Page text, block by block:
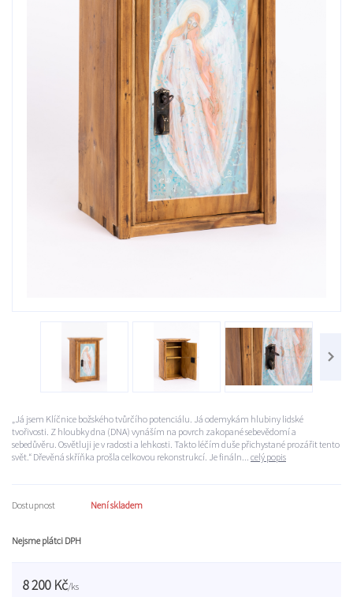
„Já jsem Klíčnice božského tvůrčího potenciálu. Já odemykám hlubiny lidské
tvořivosti. Z hloubky dna (DNA) vynáším na povrch zakopané sebevědomí a
sebedůvěru. Osvětluji je v radosti a lehkosti. Takto léčím duše přichystané prozářit tento
svět.“ Dřevěná skříňka prošla celkovou rekonstrukcí. Je fináln... celý popis
Dostupnost Není skladem
Nejsme plátci DPH
8 200 Kč/ks